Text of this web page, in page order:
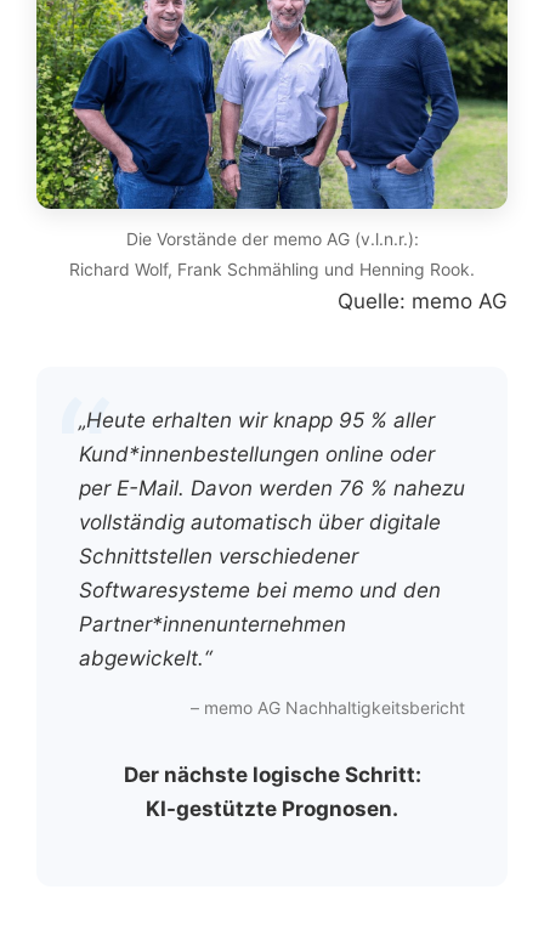
Die Vorstände der memo AG (v.l.n.r.):
Richard Wolf, Frank Schmähling und Henning Rook.
Quelle: memo AG
„Heute erhalten wir knapp 95 % aller
Kund*innenbestellungen online oder
per E-Mail. Davon werden 76 % nahezu
vollständig automatisch über digitale
Schnittstellen verschiedener
Softwaresysteme bei memo und den
Partner*innenunternehmen
abgewickelt.“
– memo AG Nachhaltigkeitsbericht
Der nächste logische Schritt:
KI-gestützte Prognosen.